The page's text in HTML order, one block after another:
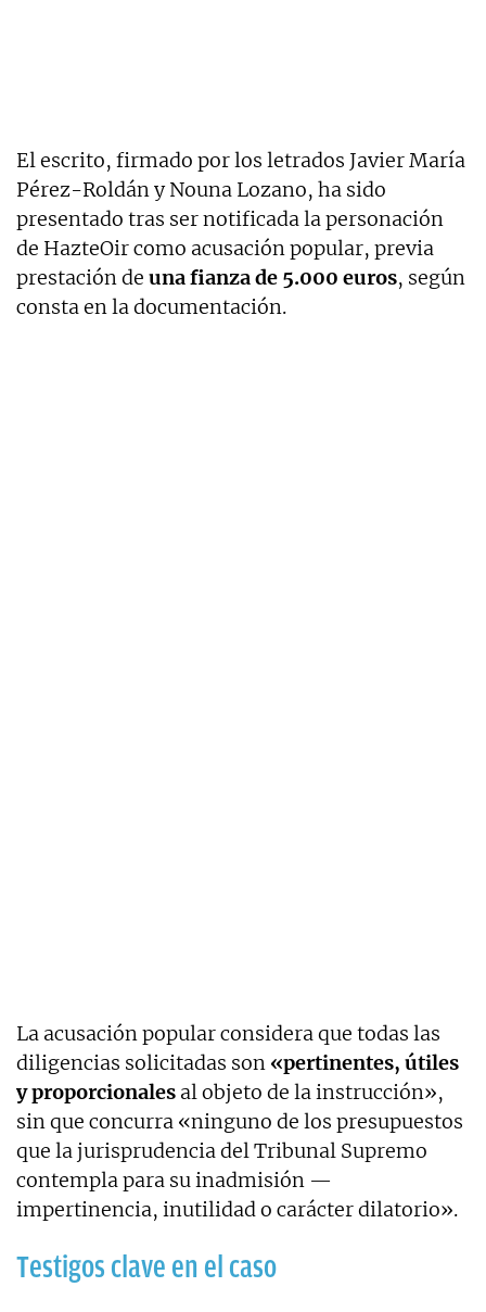
El escrito, firmado por los letrados Javier María
Pérez-Roldán y Nouna Lozano, ha sido
presentado tras ser notificada la personación
de HazteOir como acusación popular, previa
prestación de una fianza de 5.000 euros, según
consta en la documentación.
La acusación popular considera que todas las
diligencias solicitadas son «pertinentes, útiles
y proporcionales al objeto de la instrucción»,
sin que concurra «ninguno de los presupuestos
que la jurisprudencia del Tribunal Supremo
contempla para su inadmisión —
impertinencia, inutilidad o carácter dilatorio».
Testigos clave en el caso